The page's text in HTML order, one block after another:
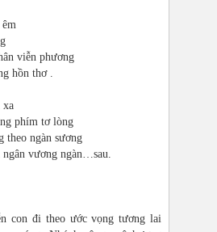
viễn phương
hồn thơ .
xa
phím tơ lòng
theo ngàn sương
vương ngàn…sau.
con đi theo ước vọng tương lai